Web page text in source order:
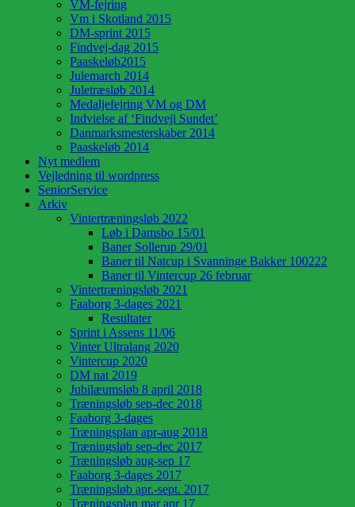
VM-fejring
Vm i Skotland 2015
DM-sprint 2015
Findvej-dag 2015
Paaskeløb2015
Julemarch 2014
Juletræsløb 2014
Medaljefejring VM og DM
Indvielse af ‘Findveji Sundet’
Danmarksmesterskaber 2014
Paaskeløb 2014
Nyt medlem
Vejledning til wordpress
SeniorService
Arkiv
Vintertræningsløb 2022
Løb i Damsbo 15/01
Baner Sollerup 29/01
Baner til Natcup i Svanninge Bakker 100222
Baner til Vintercup 26 februar
Vintertræningsløb 2021
Faaborg 3-dages 2021
Resultater
Sprint i Assens 11/06
Vinter Ultralang 2020
Vintercup 2020
DM nat 2019
Jubilæumsløb 8 april 2018
Træningsløb sep-dec 2018
Faaborg 3-dages
Træningsplan apr-aug 2018
Træningsløb sep-dec 2017
Træningsløb aug-sep 17
Faaborg 3-dages 2017
Træningsløb apr.-sept. 2017
Træningsplan mar apr 17